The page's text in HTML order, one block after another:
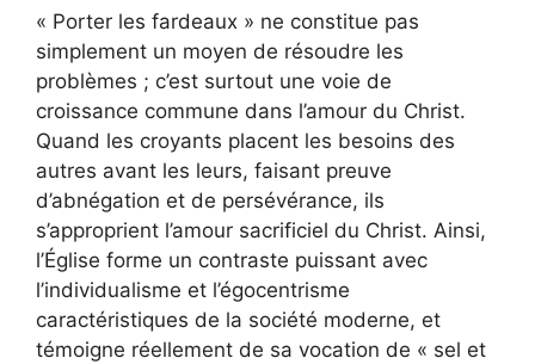
« Porter les fardeaux » ne constitue pas
simplement un moyen de résoudre les
problèmes ; c’est surtout une voie de
croissance commune dans l’amour du Christ.
Quand les croyants placent les besoins des
autres avant les leurs, faisant preuve
d’abnégation et de persévérance, ils
s’approprient l’amour sacrificiel du Christ. Ainsi,
l’Église forme un contraste puissant avec
l’individualisme et l’égocentrisme
caractéristiques de la société moderne, et
témoigne réellement de sa vocation de « sel et